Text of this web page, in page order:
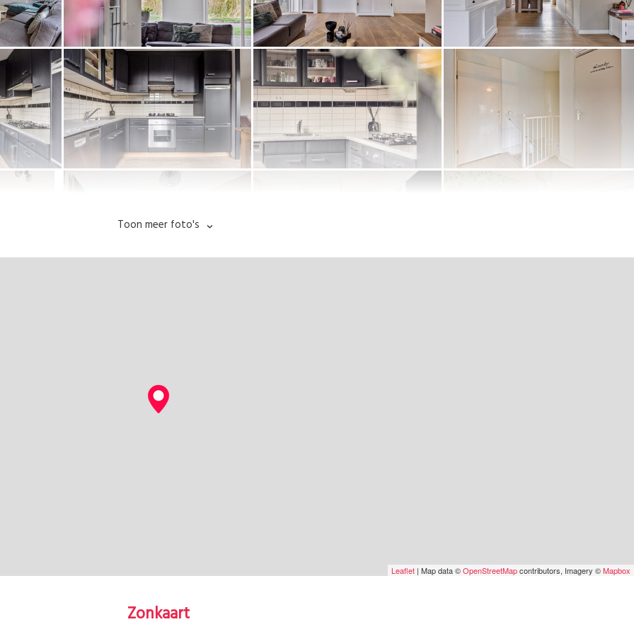
Toon meer foto's
Leaflet | Map data ©OpenStreetMapcontributors, Imagery ©Mapbox
Zonkaart